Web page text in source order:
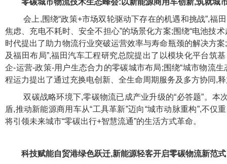
零碳城市物流技术生态峰会:以新能源商用车创新,筑就城
会上,围绕“政策+市场双轮驱动下存在的机遇和挑战”,福
焦虑、充电不耗时、安全不担心”的场景化方案;围绕“电池技
时代提出了助力物流行业突破运营效率与寿命瓶颈的解决方
及福田布局”,福田汽车工程研究总院提出了以模块化平台筑
企-运营-政策-用户生态合力的零碳城市布局;围绕“城市物流生
程运力提出了通过充换电创新、全生命周期服务及多方协同,
双碳战略环境下,零碳物流已成产业升级的“必答题”。本
盾,推动新能源商用车从“工具革新”迈向“城市动脉重构”,不仅
将引领未来城市“零碳出行+智慧流通”的生活方式革命。
科技赋能自贸港绿色跃迁,新能源轻客开启零碳物流新范式